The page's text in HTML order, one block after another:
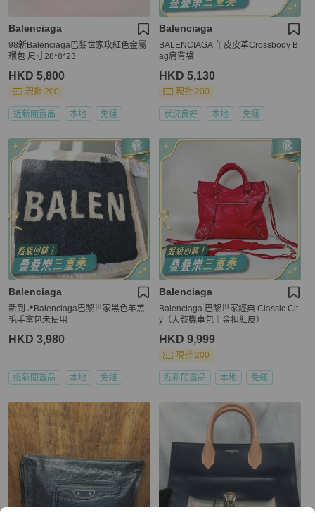
Balenciaga
98新Balenciaga巴黎世家玫紅色金屬
環包 尺寸28*8*23
HKD 5,800
現折 200
近新閒置品 本地 免運
Balenciaga
BALENCIAGA 羊皮皮革Crossbody B
ag肩背袋
HKD 5,130
現折 200
狀況良好 本地 免運
Balenciaga
新到📍Balenciaga巴黎世家黑色羊羔
毛手拿包未使用
HKD 3,980
近新閒置品 本地 免運
Balenciaga
Balenciaga 巴黎世家經典 Classic Cit
y（大號機車包｜金扣紅皮）
HKD 9,999
現折 200
近新閒置品 本地 免運